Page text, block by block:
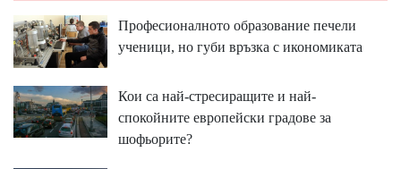
Професионалното образование печели
ученици, но губи връзка с икономиката
Кои са най-стресиращите и най-
спокойните европейски градове за
шофьорите?